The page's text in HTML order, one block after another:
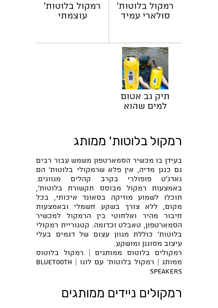
רמקול בלוטות'
סולארי עמיד
רמקול בלוטות'
עוצמתי
תיק גב אטום
למים שהוא
סולארי
רמקול בלוטות' ממותג
בעידן בו מכשיר הסמארטפון משמש עבור רבים
גם כנגן מדיה, אין פלא שרמקולי בלוטות' הם
גאדג'ט פופולרי בקרב קהלים מגוונים.
באמצעות רמקול מבוסס תקשורת בלוטות',
תוכלו לשמוע מוזיקה בסאונד איכותי, בכל
מקום, ללא צורך בשקע חשמלי ובאמצעות
חיבור מהיר ואלחוטי בין הרמקול למכשיר
הסמארטפון, טאבלט וכדומה. קטגוריית רמקולי
בלוטות' כוללת מגוון עצום של דגמים בעלי
עיצוב מסוגנן ומושקע.
רמקולים בלוטוס ממותגים | רמקול בלוטוס
ממותג | רמקול בלוטות' עם לוגו | bluetooth
speakers
רמקולים ניידים ממותגים